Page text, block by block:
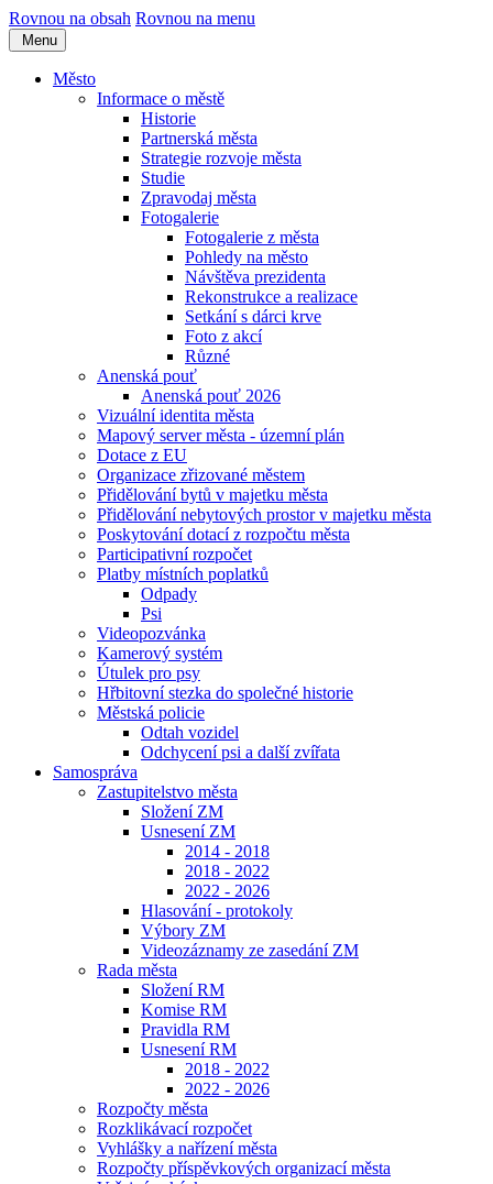
Rovnou na obsah Rovnou na menu
Menu
Město
Informace o městě
Historie
Partnerská města
Strategie rozvoje města
Studie
Zpravodaj města
Fotogalerie
Fotogalerie z města
Pohledy na město
Návštěva prezidenta
Rekonstrukce a realizace
Setkání s dárci krve
Foto z akcí
Různé
Anenská pouť
Anenská pouť 2026
Vizuální identita města
Mapový server města - územní plán
Dotace z EU
Organizace zřizované městem
Přidělování bytů v majetku města
Přidělování nebytových prostor v majetku města
Poskytování dotací z rozpočtu města
Participativní rozpočet
Platby místních poplatků
Odpady
Psi
Videopozvánka
Kamerový systém
Útulek pro psy
Hřbitovní stezka do společné historie
Městská policie
Odtah vozidel
Odchycení psi a další zvířata
Samospráva
Zastupitelstvo města
Složení ZM
Usnesení ZM
2014 - 2018
2018 - 2022
2022 - 2026
Hlasování - protokoly
Výbory ZM
Videozáznamy ze zasedání ZM
Rada města
Složení RM
Komise RM
Pravidla RM
Usnesení RM
2018 - 2022
2022 - 2026
Rozpočty města
Rozklikávací rozpočet
Vyhlášky a nařízení města
Rozpočty příspěvkových organizací města